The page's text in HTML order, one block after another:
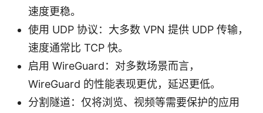
速度更稳。
使用 UDP 协议：大多数 VPN 提供 UDP 传输，
速度通常比 TCP 快。
启用 WireGuard：对多数场景而言，
WireGuard 的性能表现更优，延迟更低。
分割隧道：仅将浏览、视频等需要保护的应用